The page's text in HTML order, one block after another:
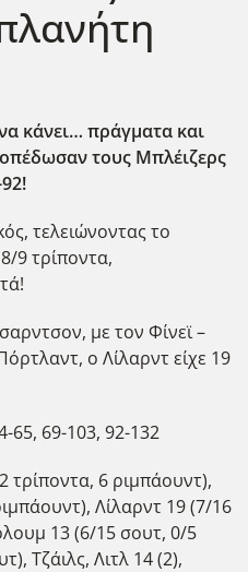
κάνει… πράγματα και
τους Μπλέιζερς
τελειώνοντας το
9 τρίποντα,
με τον Φίνεϊ –
ο Λίλαρντ είχε 19
65, 69-103, 92-132
τρίποντα, 6 ριμπάουντ),
Λίλαρντ 19 (7/16
13 (6/15 σουτ, 0/5
Τζάιλς, Λιτλ 14 (2),